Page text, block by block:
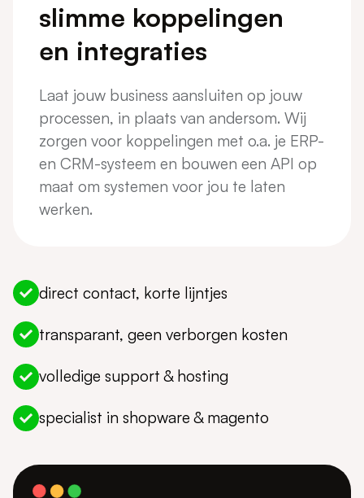
slimme koppelingen
en integraties
Laat jouw business aansluiten op jouw
processen, in plaats van andersom. Wij
zorgen voor koppelingen met o.a. je ERP-
en CRM-systeem en bouwen een API op
maat om systemen voor jou te laten
werken.
direct contact, korte lijntjes
transparant, geen verborgen kosten
volledige support & hosting
specialist in shopware & magento